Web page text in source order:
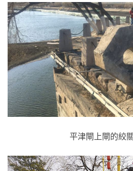
平津閘上閘的絞